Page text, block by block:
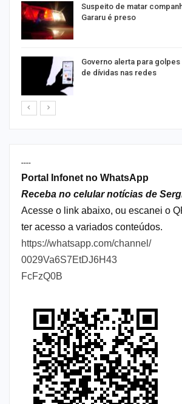
Suspeito de matar
Gararu é preso
Governo alerta para
de dívidas nas redes
----
Portal Infonet no WhatsApp
Receba no celular notícias de
Acesse o link abaixo, ou escanei o
ter acesso a variados conteúdos.
https://whatsapp.com/channel/
0029Va6S7EtDJ6H43
FcFzQ0B